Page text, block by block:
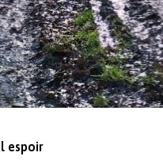
espoir